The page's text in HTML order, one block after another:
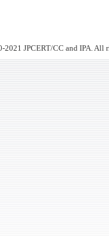
JPCERT/CC and IPA. All